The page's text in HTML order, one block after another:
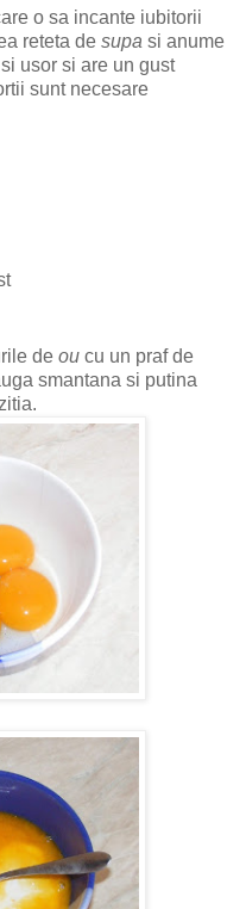
o sa incante iubitorii
reteta de supa si anume
usor si are un gust
sunt necesare
de ou cu un praf de
smantana si putina